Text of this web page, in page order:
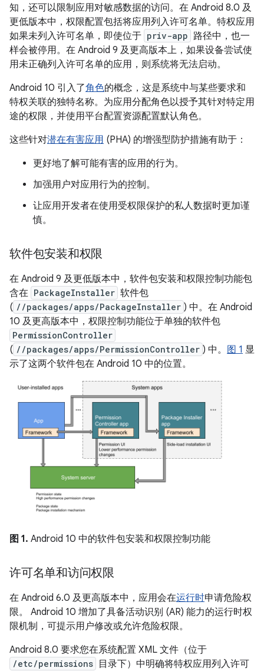
知，还可以限制应用对敏感数据的访问。在 Android 8.0 及
更低版本中，权限配置包括将应用列入许可名单。特权应用
如果未列入许可名单，即使位于 priv-app 路径中，也一
样会被停用。在 Android 9 及更高版本上，如果设备尝试使
用未正确列入许可名单的应用，则系统将无法启动。
Android 10 引入了角色的概念，这是系统中与某些要求和
特权关联的独特名称。为应用分配角色以授予其针对特定用
途的权限，并使用平台配置资源配置默认角色。
这些针对潜在有害应用 (PHA) 的增强型防护措施有助于：
更好地了解可能有害的应用的行为。
加强用户对应用行为的控制。
让应用开发者在使用受权限保护的私人数据时更加谨
慎。
软件包安装和权限
在 Android 9 及更低版本中，软件包安装和权限控制功能包
含在 PackageInstaller 软件包
( //packages/apps/PackageInstaller ) 中。在 Android
10 及更高版本中，权限控制功能位于单独的软件包
PermissionController
( //packages/apps/PermissionController ) 中。 图 1 显
示了这两个软件包在 Android 10 中的位置。
图 1. Android 10 中的软件包安装和权限控制功能
许可名单和访问权限
在 Android 6.0 及更高版本中，应用会在运行时申请危险权
限。 Android 10 增加了具备活动识别 (AR) 能力的运行时权
限机制，可提示用户修改或允许危险权限。
Android 8.0 要求您在系统配置 XML 文件（位于
/etc/permissions 目录下）中明确将特权应用列入许可